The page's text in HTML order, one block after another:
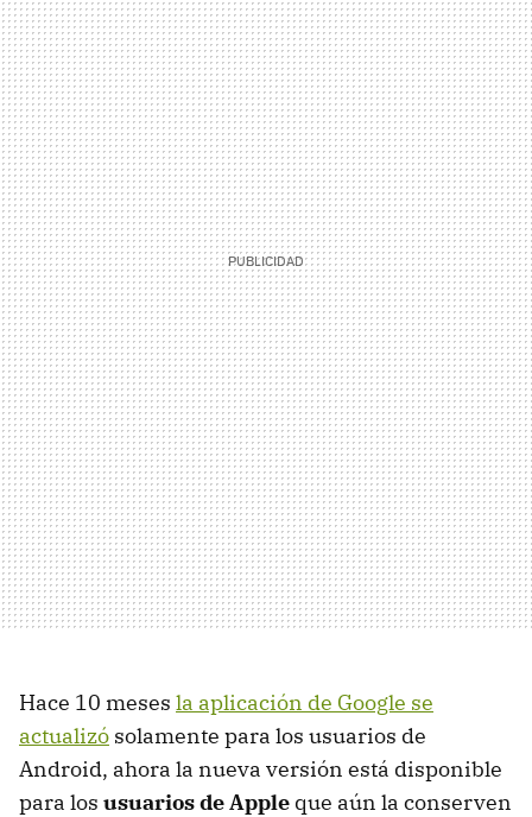
Hace 10 meses la aplicación de Google se
actualizó solamente para los usuarios de
Android, ahora la nueva versión está disponible
para los usuarios de Apple que aún la conserven